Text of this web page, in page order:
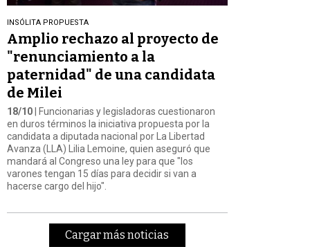
INSÓLITA PROPUESTA
Amplio rechazo al proyecto de
"renunciamiento a la
paternidad" de una candidata
de Milei
18/10 | Funcionarias y legisladoras cuestionaron
en duros términos la iniciativa propuesta por la
candidata a diputada nacional por La Libertad
Avanza (LLA) Lilia Lemoine, quien aseguró que
mandará al Congreso una ley para que "los
varones tengan 15 días para decidir si van a
hacerse cargo del hijo".
Cargar más noticias